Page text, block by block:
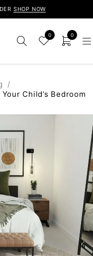
SHOP NOW
0 0
/
Child’s Bedroom